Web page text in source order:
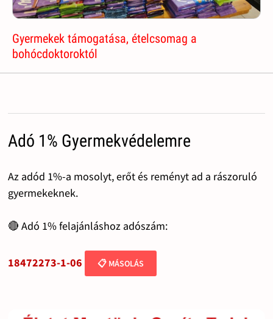
Gyermekek támogatása, ételcsomag a
bohócdoktoroktól
Adó 1% Gyermekvédelemre
Az adód 1%-a mosolyt, erőt és reményt ad a rászoruló
gyermekeknek.
🔴 Adó 1% felajánláshoz adószám:
18472273-1-06 📋 MÁSOLÁS